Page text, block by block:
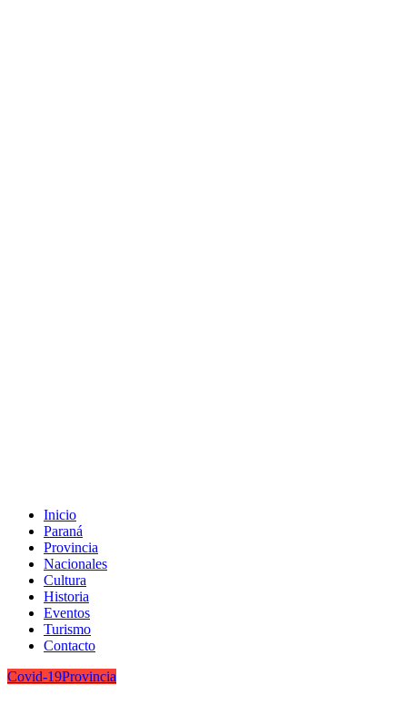
Inicio
Paraná
Provincia
Nacionales
Cultura
Historia
Eventos
Turismo
Contacto
Covid-19Provincia